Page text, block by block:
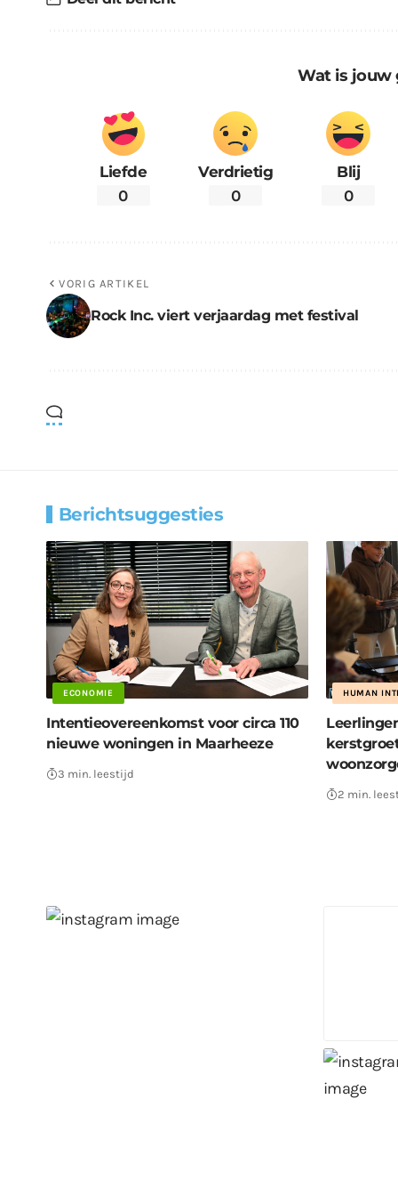
Wat is jouw
Liefde
0
Verdrietig
0
Blij
0
VORIG ARTIKEL
Rock Inc. viert verjaardag met festival
Berichtsuggesties
ECONOMIE
Intentieovereenkomst voor circa 110
nieuwe woningen in Maarheeze
3 min. leestijd
HUMAN
2 min.